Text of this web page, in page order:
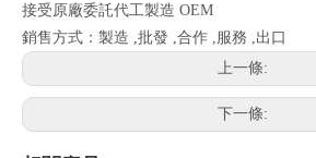
接受原廠委託代工製造 OEM
銷售方式：製造 ,批發 ,合作 ,服務 ,出口
上一條:
下一條: